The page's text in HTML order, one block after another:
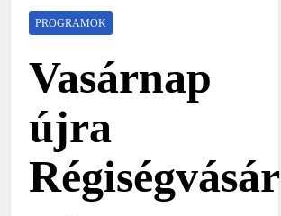
PROGRAMOK
Vasárnap
újra
Régiségvásár